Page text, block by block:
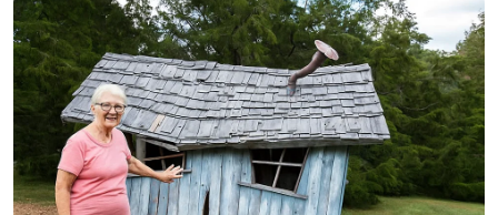
Rundingan tarif AS cerminkan ketegasan Malaysia
pertahan dasar nasional
Tarif: Malaysia setuju beli 30 pesawat Boeing dari AS
6,911 baris tarif Malaysia dikecualikan tarif AS
"Kami memastikan bahawa dasar-dasar
utama negara tidak terjejas, khususnya yang
melibatkan kedaulatan dan kepentingan